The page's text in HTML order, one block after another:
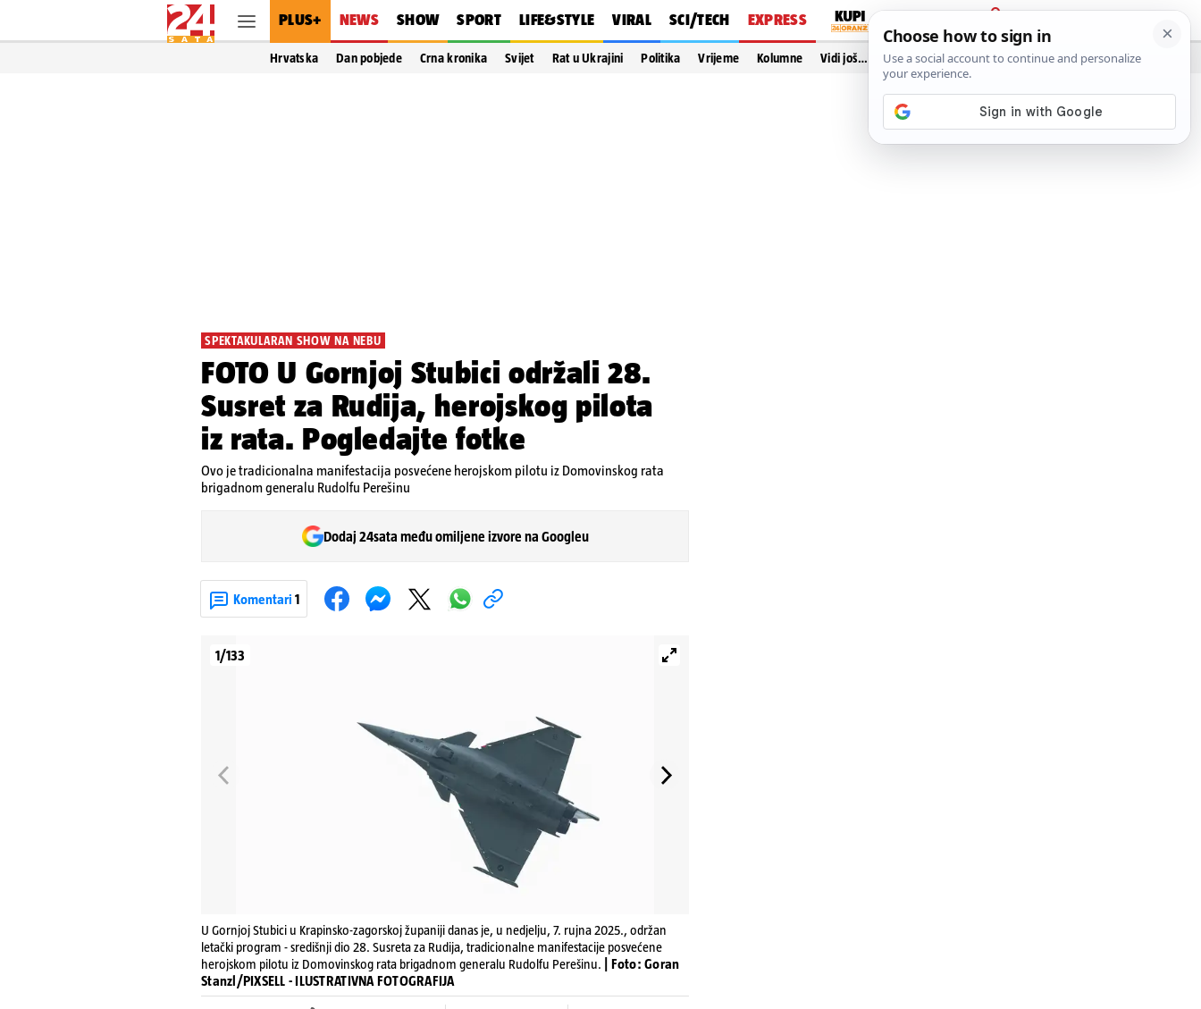
PLUS+ NEWS SHOW SPORT LIFE&STYLE VIRAL SCI/TECH EXPRESS
PRIJAVA
Hrvatska Dan pobjede Crna kronika Svijet Rat u Ukrajini Politika Vrijeme Kolumne Vidi još…
SPEKTAKULARAN SHOW NA NEBU
FOTO U Gornjoj Stubici održali 28.
Susret za Rudija, herojskog pilota
iz rata. Pogledajte fotke
Ovo je tradicionalna manifestacija posvećene herojskom pilotu iz Domovinskog rata
brigadnom generalu Rudolfu Perešinu
Dodaj 24sata među omiljene izvore na Googleu
Komentari 1
1/133
U Gornjoj Stubici u Krapinsko-zagorskoj županiji danas je, u nedjelju, 7. rujna 2025., održan
letački program - središnji dio 28. Susreta za Rudija, tradicionalne manifestacije posvećene
herojskom pilotu iz Domovinskog rata brigadnom generalu Rudolfu Perešinu.
| Foto: Goran
Stanzl/PIXSELL - ILUSTRATIVNA FOTOGRAFIJA